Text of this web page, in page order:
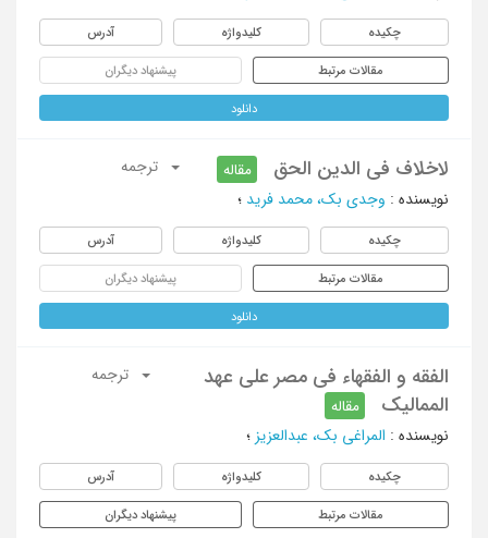
چکیده کلیدواژه آدرس
مقالات مرتبط پیشنهاد دیگران
دانلود
لاخلاف فی الدین الحق مقاله
ترجمه
نویسنده : وجدی بک، محمد فرید ؛
چکیده کلیدواژه آدرس
مقالات مرتبط پیشنهاد دیگران
دانلود
الفقه و الفقهاء فی مصر علی عهد
الممالیک
مقاله
ترجمه
نویسنده : المراغی بک، عبدالعزیز ؛
چکیده کلیدواژه آدرس
مقالات مرتبط پیشنهاد دیگران